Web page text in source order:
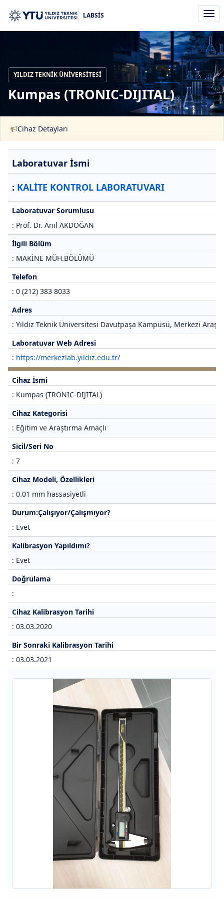
aç/
LABSİS
YILDIZ TEKNIK ÜNIVERSITESI
Kumpas (TRONIC-DIJITAL)
Cihaz Detayları
Laboratuvar İsmi
: KALİTE KONTROL LABORATUVARI
Laboratuvar Sorumlusu
: Prof. Dr. Anıl AKDOĞAN
İlgili Bölüm
: MAKİNE MÜH.BÖLÜMÜ
Telefon
: 0 (212) 383 8033
Adres
: Yıldız Teknik Üniversitesi Davutpaşa Kampüsü, Merkezi
Laboratuvar Web Adresi
: https://merkezlab.yildiz.edu.tr/
Cihaz İsmi
: Kumpas (TRONIC-DIJITAL)
Cihaz Kategorisi
: Eğitim ve Araştırma Amaçlı
Sicil/Seri No
: 7
Cihaz Modeli, Özellikleri
: 0.01 mm hassasiyetli
Durum:Çalışıyor/Çalışmıyor?
: Evet
Kalibrasyon Yapıldımı?
: Evet
Doğrulama
:
Cihaz Kalibrasyon Tarihi
: 03.03.2020
Bir Sonraki Kalibrasyon Tarihi
: 03.03.2021